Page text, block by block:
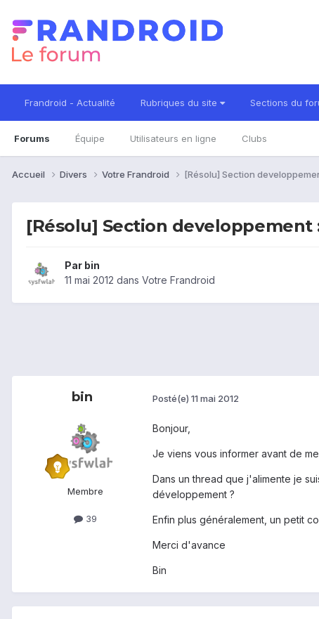
Frandroid - Actualité Rubriques du site Sections du
Forums Équipe Utilisateurs en ligne Clubs
Accueil Divers Votre Frandroid [Résolu] Section
[Résolu] Section developpement
Par bin
11 mai 2012 dans Votre Frandroid
bin
Membre
39
Posté(e) 11 mai 2012
Bonjour,
Je viens vous informer avant de
Dans un thread que j'alimente je
développement ?
Enfin plus généralement, un petit
Merci d'avance
Bin